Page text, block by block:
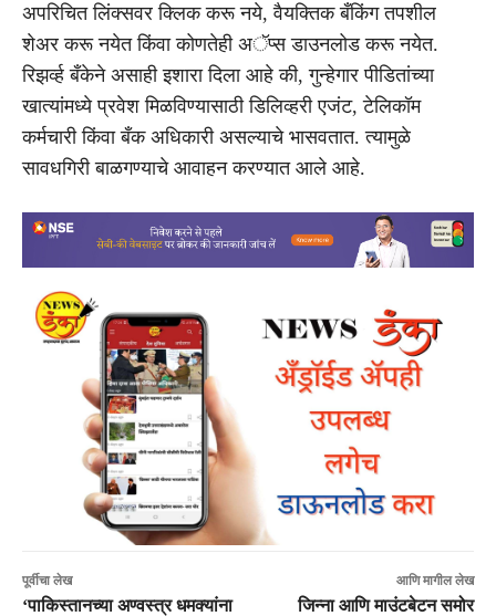
अपरिचित लिंक्सवर क्लिक करू नये, वैयक्तिक बँकिंग तपशील
शेअर करू नयेत किंवा कोणतेही अॅप्स डाउनलोड करू नयेत.
रिझर्व्ह बँकेने असाही इशारा दिला आहे की, गुन्हेगार पीडितांच्या
खात्यांमध्ये प्रवेश मिळविण्यासाठी डिलिव्हरी एजंट, टेलिकॉम
कर्मचारी किंवा बँक अधिकारी असल्याचे भासवतात. त्यामुळे
सावधगिरी बाळगण्याचे आवाहन करण्यात आले आहे.
पूर्वीचा लेख
‘पाकिस्तानच्या अण्वस्त्र धमक्यांना
आणि मागील लेख
जिन्ना आणि माउंटबेटन समोर